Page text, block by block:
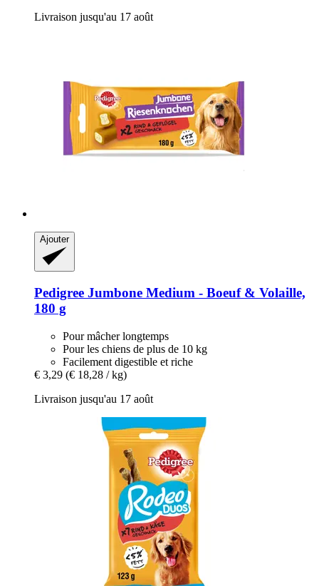
Livraison jusqu'au 17 août
Ajouter
Pedigree Jumbone Medium -​ Boeuf & Volaille,
180 g
Pour mâcher longtemps
Pour les chiens de plus de 10 kg
Facilement digestible et riche
€ 3,29 (€ 18,28 / kg)
Livraison jusqu'au 17 août